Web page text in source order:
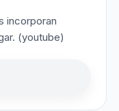
incorporan
(youtube)